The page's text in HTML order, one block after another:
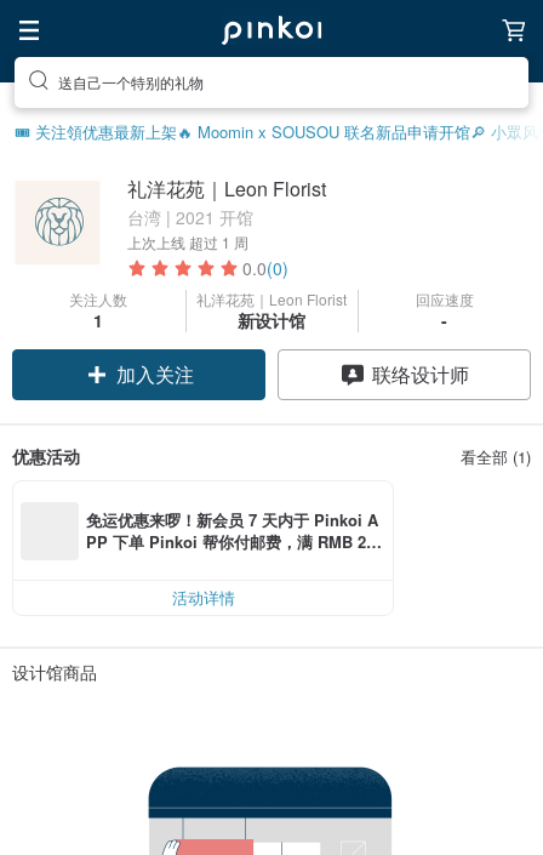
送自己一个特别的礼物
🎟️ 关注領优惠最新上架🔥 Moomin x SOUSOU 联名新品申请开馆🔎 小眾
礼洋花苑｜Leon Florist
台湾 | 2021 开馆
上次上线 超过 1 周
0.0(0)
关注人数
1
礼洋花苑｜Leon Florist
新设计馆
回应速度
-
加入关注 联络设计师
优惠活动 看全部 (1)
免运优惠来啰！新会员 7 天内于 Pinkoi A
PP 下单 Pinkoi 帮你付邮费，满 RMB 25
活动详情
设计馆商品